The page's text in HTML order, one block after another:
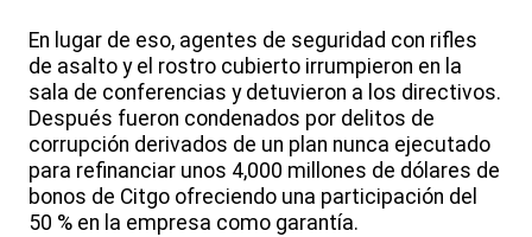
En lugar de eso, agentes de seguridad con rifles
de asalto y el rostro cubierto irrumpieron en la
sala de conferencias y detuvieron a los directivos.
Después fueron condenados por delitos de
corrupción derivados de un plan nunca ejecutado
para refinanciar unos 4,000 millones de dólares de
bonos de Citgo ofreciendo una participación del
50 % en la empresa como garantía.